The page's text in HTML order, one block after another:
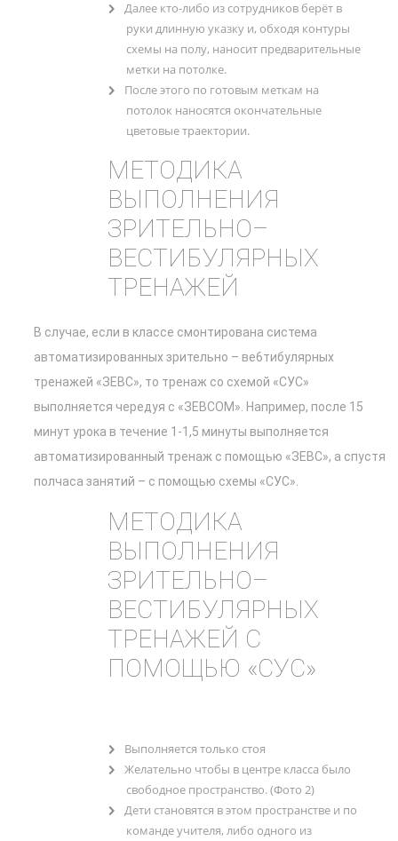
Далее кто-либо из сотрудников берёт в
руки длинную указку и, обходя контуры
схемы на полу, наносит предварительные
метки на потолке.
После этого по готовым меткам на
потолок наносятся окончательные
цветовые траектории.
МЕТОДИКА
ВЫПОЛНЕНИЯ
ЗРИТЕЛЬНО–
ВЕСТИБУЛЯРНЫХ
ТРЕНАЖЕЙ
В случае, если в классе смонтирована система
автоматизированных зрительно – ве6тибулярных
тренажей «ЗЕВС», то тренаж со схемой «СУС»
выполняется чередуя с «ЗЕВСОМ». Например, после 15
минут урока в течение 1-1,5 минуты выполняется
автоматизированный тренаж с помощью «ЗЕВС», а спустя
полчаса занятий – с помощью схемы «СУС».
МЕТОДИКА
ВЫПОЛНЕНИЯ
ЗРИТЕЛЬНО–
ВЕСТИБУЛЯРНЫХ
ТРЕНАЖЕЙ С
ПОМОЩЬЮ «СУС»
Выполняется только стоя
Желательно чтобы в центре класса было
свободное пространство. (Фото 2)
Дети становятся в этом пространстве и по
команде учителя, либо одного из